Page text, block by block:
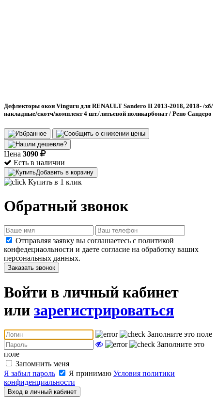
Дефлекторы окон Vinguru для RENAULT Sandero II 2013-2018, 2018- /хб/
накладные/скотч/комплект 4 шт./литьевой поликарбонат / Рено Сандеро
Цена 3090
Есть в наличии
Добавить в корзину
Купить в 1 клик
Обратный звонок
Отправляя заявку вы соглашаетесь с политикой
конфедециаольности и даете согласие на обработку ваших
персональных данных.
Заказать звонок
Войти в личный кабинет
или зарегистрироваться
Заполните это поле
Заполните это
поле
Запомнить меня
Я забыл пароль
Я принимаю Условия политики
конфиденциальности
Вход в личный кабинет